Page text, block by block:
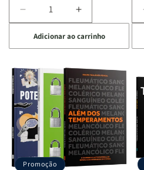
Diminuir
a
quantidade
de
Raizes
da
Alma
|
O
Vício
Agradar
Aumentar
a
quantidade
de
Raizes
da
Alma
|
O
Vício
de
Agradar
Adicionar ao carrinho
Promoção